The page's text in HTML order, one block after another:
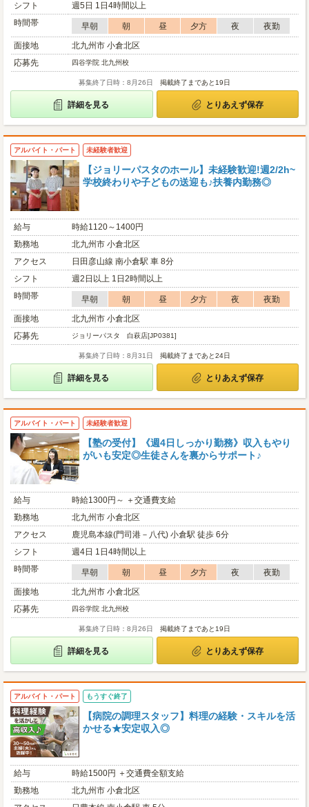
シフト
週5日 1日4時間以上
時間帯
早朝 朝 昼 夕方 夜
夜勤
面接地
北九州市 小倉北区
応募先
四谷学院 北九州校
募集終了日時：8月26日 掲載終了まであと19日
詳細を見る とりあえず保存
アルバイト・パート 未経験者歓迎
【ジョリーパスタのホール】未経験歓迎!週2/2h~
学校終わりや子どもの送迎も♪扶養内勤務◎
給与
時給1120～1400円
勤務地
北九州市 小倉北区
アクセス
日田彦山線 南小倉駅 車 8分
シフト
週2日以上 1日2時間以上
時間帯
早朝 朝 昼 夕方 夜
夜勤
面接地
北九州市 小倉北区
応募先
ジョリーパスタ 白萩店[JP0381]
募集終了日時：8月31日 掲載終了まであと24日
詳細を見る とりあえず保存
アルバイト・パート 未経験者歓迎
【塾の受付】《週4日しっかり勤務》収入もやり
がいも安定◎生徒さんを裏からサポート♪
給与
時給1300円～ ＋交通費支給
勤務地
北九州市 小倉北区
アクセス
鹿児島本線(門司港－八代) 小倉駅 徒歩 6分
シフト
週4日 1日4時間以上
時間帯
早朝 朝 昼 夕方 夜
夜勤
面接地
北九州市 小倉北区
応募先
四谷学院 北九州校
募集終了日時：8月26日 掲載終了まであと19日
詳細を見る とりあえず保存
アルバイト・パート もうすぐ終了
【病院の調理スタッフ】料理の経験・スキルを活
かせる★安定収入◎
給与
時給1500円 ＋交通費全額支給
勤務地
北九州市 小倉北区